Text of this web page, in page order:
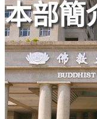
本部簡